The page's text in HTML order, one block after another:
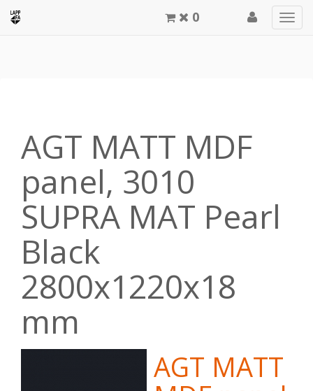
0
AGT MATT MDF
panel, 3010
SUPRA MAT Pearl
Black
2800x1220x18
mm
AGT MATT